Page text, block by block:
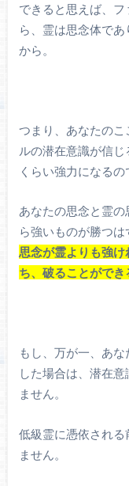
できると思えば、
ら、霊は思念体で
から。
つまり、あなたの
ルの潜在意識が信
くらい強力になるの
あなたの思念と霊
ら強いものが勝つは
思念が霊よりも強
ち、破ることができ
もし、万が一、あ
した場合は、潜在
ません。
低級霊に憑依され
ません。